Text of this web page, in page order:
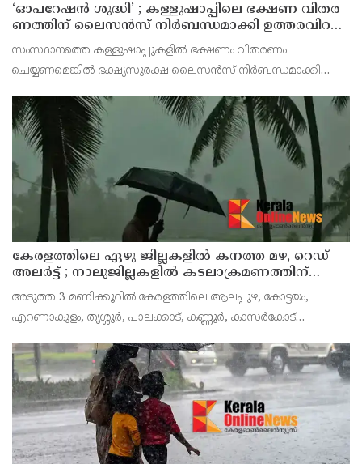
‘ഓ​പ​റേ​ഷ​ൻ ശു​ദ്ധി’ ; ക​ള്ളു​ഷാ​പ്പി​ലെ ഭ​ക്ഷ​ണ വി​ത​ര​
ണ​ത്തി​ന് ലൈ​സ​ൻ​സ് നി​ർ​ബ​ന്ധ​മാ​ക്കി ഉ​ത്ത​ര​വി​റ​
സംസ്ഥാനത്തെ കള്ളുഷാപ്പുകളിൽ ഭക്ഷണം വിതരണം
ചെയ്യണമെങ്കിൽ ഭക്ഷ്യസുരക്ഷ ലൈസൻസ് നിർബന്ധമാക്കി
പരിശോധന നടത്താനും ലൈസൻസില്ലാതെ ഭക്ഷണം വിതരണം
ചെയ്യുന്ന സ്ഥാപനങ്
കേരളത്തിലെ ഏഴു ജില്ലകളിൽ കനത്ത മഴ, റെഡ്
അലർട്ട് ; നാലുജില്ലകളിൽ കടലാക്രമണത്തിന്
സാധ്യത
അടുത്ത 3 മണിക്കൂറിൽ കേരളത്തിലെ ആലപ്പുഴ, കോട്ടയം,
എറണാകുളം, തൃശ്ശൂർ, പാലക്കാട്, കണ്ണൂർ, കാസർകോട്
ശക്തമായ മഴയ്ക്കും മണിക്കൂറിൽ 50 കി.മീ വ